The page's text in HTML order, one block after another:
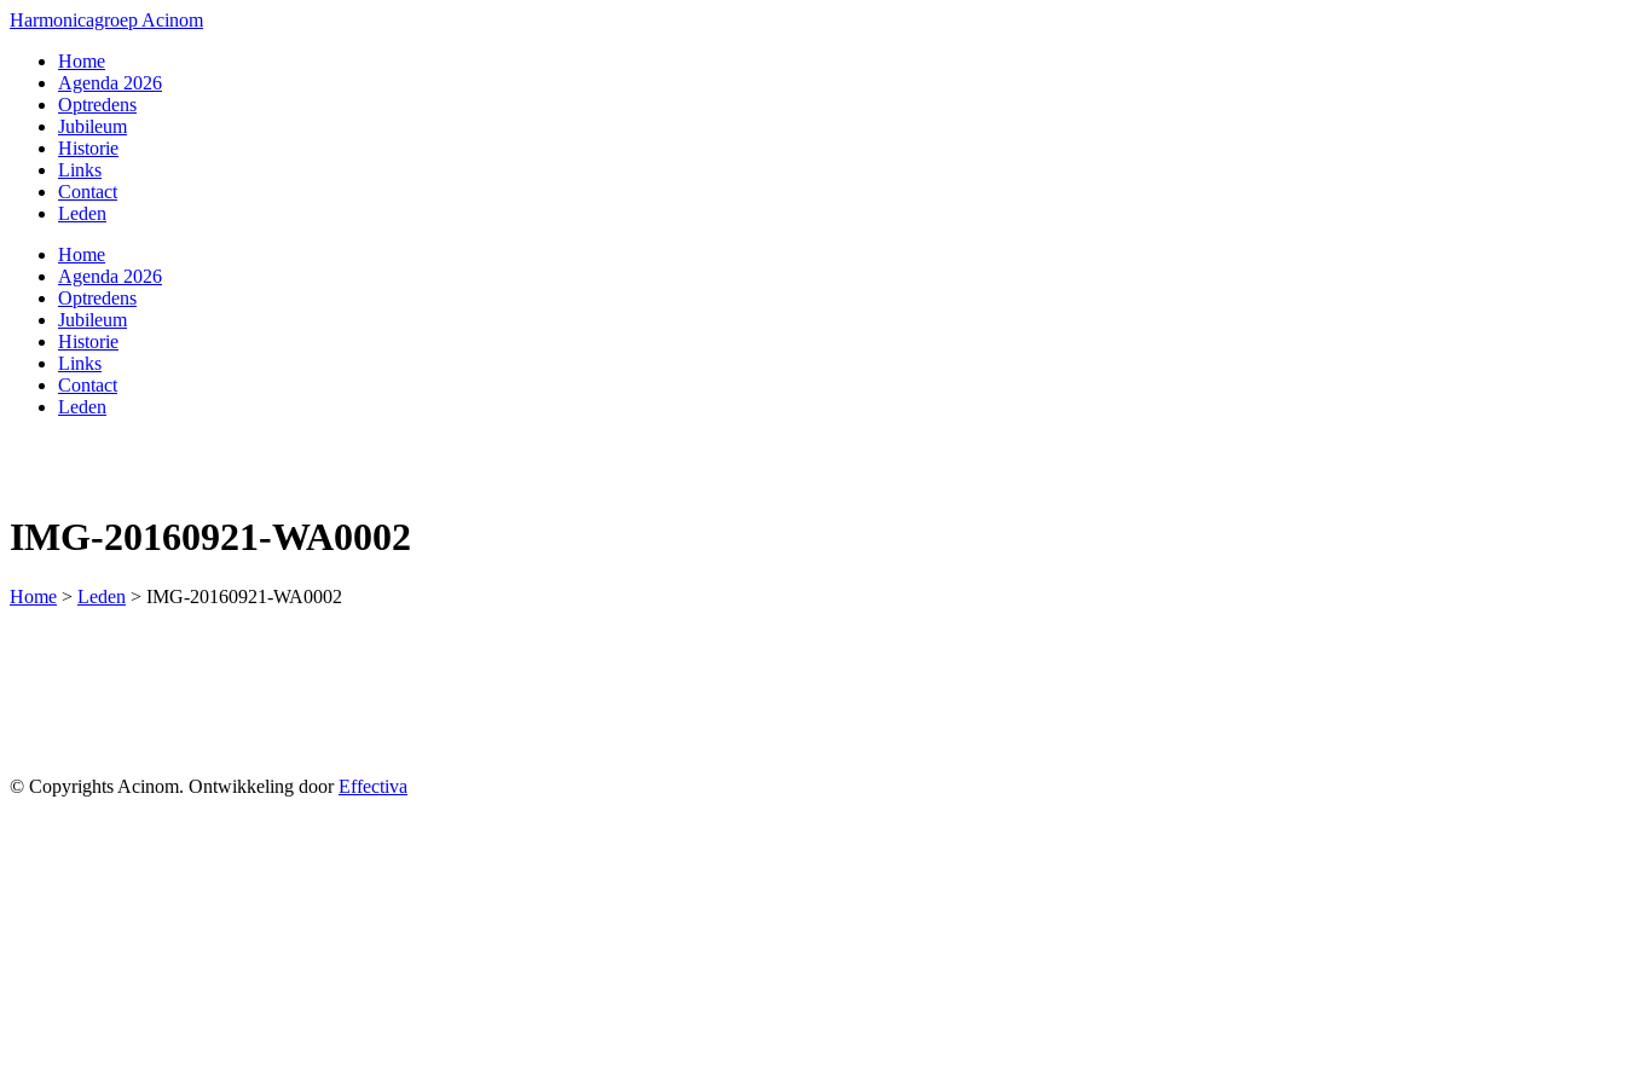
Harmonicagroep Acinom
Home
Agenda 2026
Optredens
Jubileum
Historie
Links
Contact
Leden
Home
Agenda 2026
Optredens
Jubileum
Historie
Links
Contact
Leden
IMG-20160921-WA0002
Home > Leden > IMG-20160921-WA0002
© Copyrights Acinom. Ontwikkeling doorEffectiva